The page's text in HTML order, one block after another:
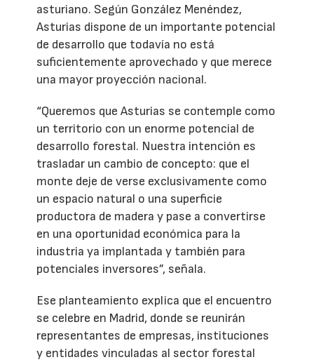
asturiano. Según González Menéndez,
Asturias dispone de un importante potencial
de desarrollo que todavía no está
suficientemente aprovechado y que merece
una mayor proyección nacional.
“Queremos que Asturias se contemple como
un territorio con un enorme potencial de
desarrollo forestal. Nuestra intención es
trasladar un cambio de concepto: que el
monte deje de verse exclusivamente como
un espacio natural o una superficie
productora de madera y pase a convertirse
en una oportunidad económica para la
industria ya implantada y también para
potenciales inversores”, señala.
Ese planteamiento explica que el encuentro
se celebre en Madrid, donde se reunirán
representantes de empresas, instituciones
y entidades vinculadas al sector forestal